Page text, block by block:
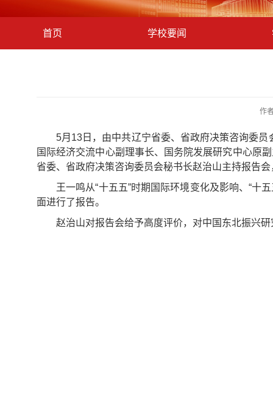
首页 学校要闻
作
5月13日，由中共辽宁省委、省政府决策咨询委
国际经济交流中心副理事长、国务院发展研究中心原
省委、省政府决策咨询委员会秘书长赵治山主持报告
王一鸣从“十五五”时期国际环境变化及影响、“十
面进行了报告。
赵治山对报告会给予高度评价，对中国东北振兴